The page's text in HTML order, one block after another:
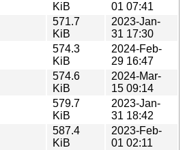
KiB
01 07:41
571.7
KiB
2023-Jan-
31 17:30
574.3
KiB
2024-Feb-
29 16:47
574.6
KiB
2024-Mar-
15 09:14
579.7
KiB
2023-Jan-
31 18:42
587.4
KiB
2023-Feb-
01 02:11